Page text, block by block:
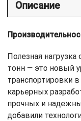
Описание
Полезная
тонн — это новый
транспортировки
карьерных
прочных и
добавили